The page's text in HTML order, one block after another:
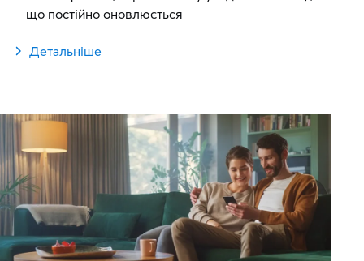
що постійно оновлюється
Детальніше